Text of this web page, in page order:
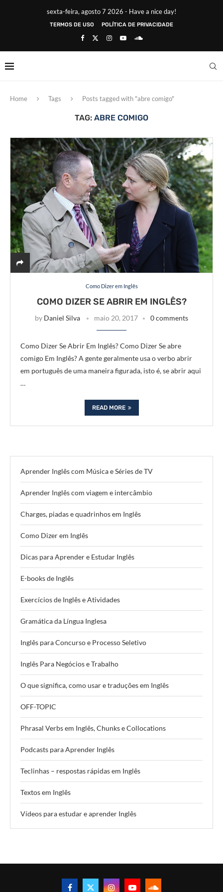
sexta-feira, agosto 7 2026 - Have a nice day!
TERMOS DE USO POLÍTICA DE PRIVACIDADE
Home Tags Posts tagged with "abre comigo"
TAG: ABRE COMIGO
Como Dizer em Inglês
COMO DIZER SE ABRIR EM INGLÊS?
by Daniel Silva maio 20, 2017 0 comments
Como Dizer Se Abrir Em Inglês? Como Dizer Se abre
comigo Em Inglês? A gente geralmente usa o verbo abrir
em português de uma maneira figurada, isto é, se abrir aqui
…
READ MORE
Aprender Inglês com Música e Séries de TV
Aprender Inglês com viagem e intercâmbio
Charges, piadas e quadrinhos em Inglês
Como Dizer em Inglês
Dicas para Aprender e Estudar Inglês
E-books de Inglês
Exercícios de Inglês e Atividades
Gramática da Língua Inglesa
Inglês para Concurso e Processo Seletivo
Inglês Para Negócios e Trabalho
O que significa, como usar e traduções em Inglês
OFF-TOPIC
Phrasal Verbs em Inglês, Chunks e Collocations
Podcasts para Aprender Inglês
Teclinhas – respostas rápidas em Inglês
Textos em Inglês
Vídeos para estudar e aprender Inglês